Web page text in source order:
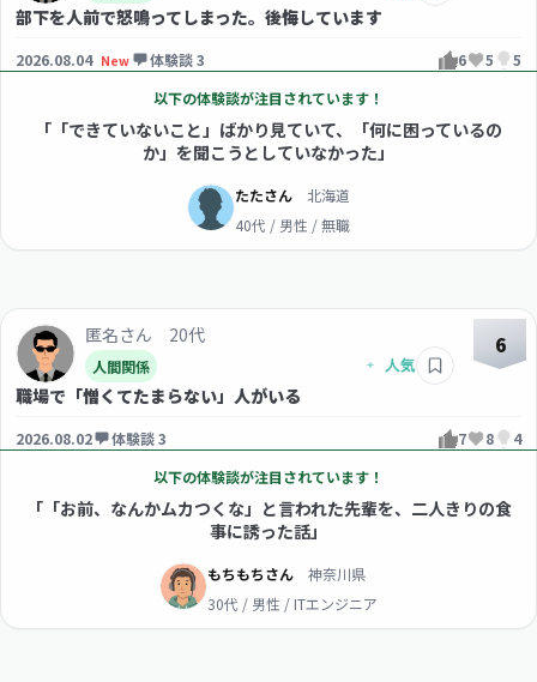
部下を人前で怒鳴ってしまった。後悔しています
2026.08.04 New 体験談 3 6 5
5
以下の体験談が注目されています！
「「できていないこと」ばかり見ていて、「何に困っているの
か」を聞こうとしていなかった」
たたさん
北海道
40代 / 男性 / 無職
6
人間関係
匿名さん 20代
職場で「憎くてたまらない」人がいる
2026.08.02 体験談 3 7 8
4
以下の体験談が注目されています！
「「お前、なんかムカつくな」と言われた先輩を、二人きりの食
事に誘った話」
もちもちさん
神奈川県
30代 / 男性 / ITエンジニア